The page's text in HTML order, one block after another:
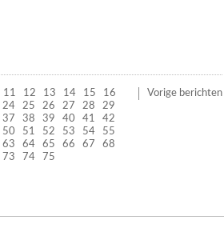
11 12 13 14 15
16
24 25 26 27 28
29
37 38 39 40 41
42
50 51 52 53 54
55
63 64 65 66 67
68
73 74 75
Vorige berichten